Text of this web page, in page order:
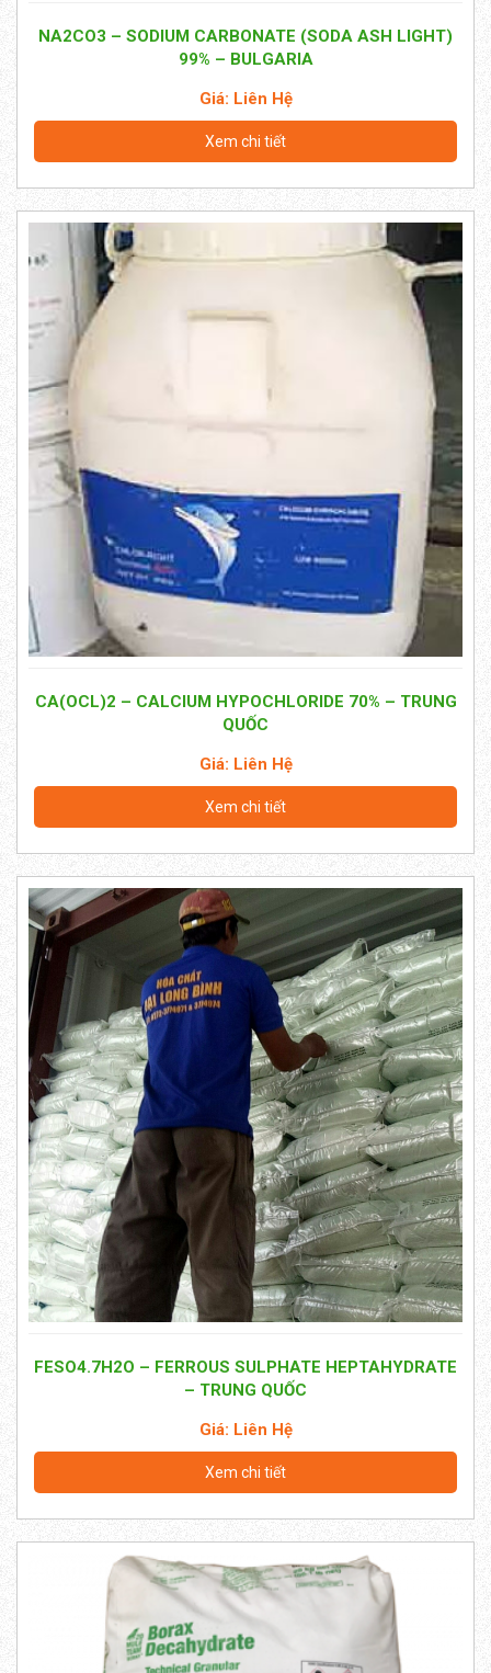
NA2CO3 – SODIUM CARBONATE (SODA ASH LIGHT)
99% – BULGARIA
Giá: Liên Hệ
Xem chi tiết
CA(OCL)2 – CALCIUM HYPOCHLORIDE 70% – TRUNG
QUỐC
Giá: Liên Hệ
Xem chi tiết
FESO4.7H2O – FERROUS SULPHATE HEPTAHYDRATE
– TRUNG QUỐC
Giá: Liên Hệ
Xem chi tiết